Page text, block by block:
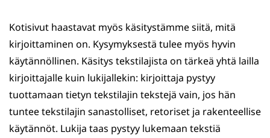
Kotisivut haastavat myös käsitystämme siitä, mitä
kirjoittaminen on. Kysymyksestä tulee myös hyvin
käytännöllinen. Käsitys tekstilajista on tärkeä yhtä lailla
kirjoittajalle kuin lukijallekin: kirjoittaja pystyy
tuottamaan tietyn tekstilajin tekstejä vain, jos hän
tuntee tekstilajin sanastolliset, retoriset ja rakenteellise
käytännöt. Lukija taas pystyy lukemaan tekstiä